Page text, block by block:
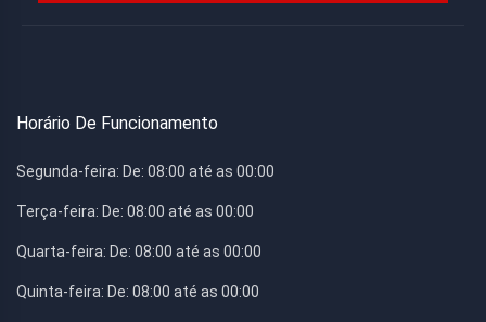
Horário De Funcionamento
Segunda-feira: De: 08:00 até as 00:00
Terça-feira: De: 08:00 até as 00:00
Quarta-feira: De: 08:00 até as 00:00
Quinta-feira: De: 08:00 até as 00:00